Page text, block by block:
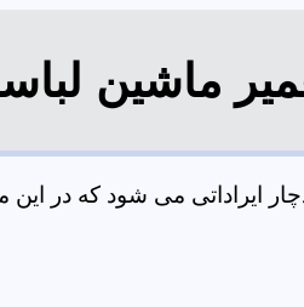
ماشین
ایراداتی می شود که در این